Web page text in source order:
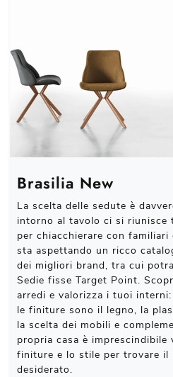
Brasilia New
La scelta delle sedute è
intorno al tavolo ci si
per chiacchierare con
sta aspettando un ricco
dei migliori brand, tra cui
Sedie fisse Target Point.
arredi e valorizza i tuoi
le finiture sono il legno, la
la scelta dei mobili e
propria casa è imprescindibile
finiture e lo stile per trovare il
desiderato.